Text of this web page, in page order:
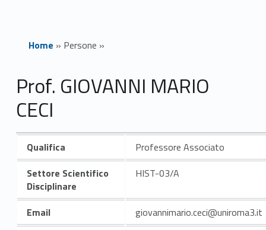
Home » Persone »
Prof. GIOVANNI MARIO
CECI
Qualifica
Professore Associato
Settore Scientifico
Disciplinare
HIST-03/A
Email
giovannimario.ceci@uniroma3.it